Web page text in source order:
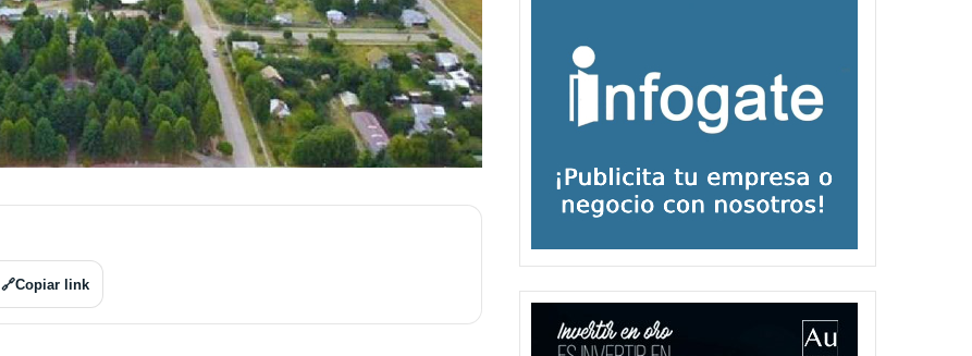
🔗Copiar link